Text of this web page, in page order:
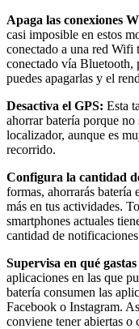
Apaga las conexiones
casi imposible en estos
conectado a una red Wifi
conectado vía Bluetooth,
puedes apagarlas y el
Desactiva el GPS: Esta
ahorrar batería porque
localizador, aunque es
recorrido.
Configura la cantidad
formas, ahorrarás batería
más en tus actividades.
smartphones actuales
cantidad de
Supervisa en qué
aplicaciones en las que
batería consumen las
Facebook o Instagram.
conviene tener abiertas o